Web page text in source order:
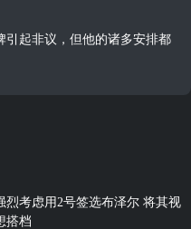
引起非议，但他的诸多安排都
烈考虑用2号签选布泽尔 将其视
搭档